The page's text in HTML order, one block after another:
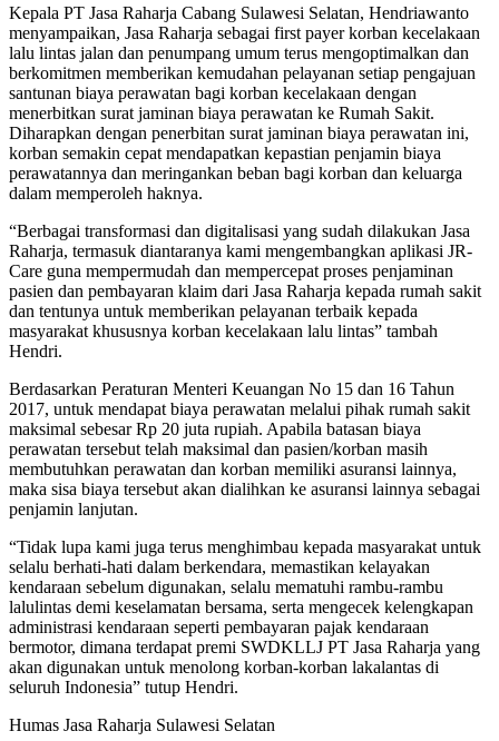
Kepala PT Jasa Raharja Cabang Sulawesi Selatan, Hendriawanto
menyampaikan, Jasa Raharja sebagai first payer korban kecelakaan
lalu lintas jalan dan penumpang umum terus mengoptimalkan dan
berkomitmen memberikan kemudahan pelayanan setiap pengajuan
santunan biaya perawatan bagi korban kecelakaan dengan
menerbitkan surat jaminan biaya perawatan ke Rumah Sakit.
Diharapkan dengan penerbitan surat jaminan biaya perawatan ini,
korban semakin cepat mendapatkan kepastian penjamin biaya
perawatannya dan meringankan beban bagi korban dan keluarga
dalam memperoleh haknya.
“Berbagai transformasi dan digitalisasi yang sudah dilakukan Jasa
Raharja, termasuk diantaranya kami mengembangkan aplikasi JR-
Care guna mempermudah dan mempercepat proses penjaminan
pasien dan pembayaran klaim dari Jasa Raharja kepada rumah sakit
dan tentunya untuk memberikan pelayanan terbaik kepada
masyarakat khususnya korban kecelakaan lalu lintas” tambah
Hendri.
Berdasarkan Peraturan Menteri Keuangan No 15 dan 16 Tahun
2017, untuk mendapat biaya perawatan melalui pihak rumah sakit
maksimal sebesar Rp 20 juta rupiah. Apabila batasan biaya
perawatan tersebut telah maksimal dan pasien/korban masih
membutuhkan perawatan dan korban memiliki asuransi lainnya,
maka sisa biaya tersebut akan dialihkan ke asuransi lainnya sebagai
penjamin lanjutan.
“Tidak lupa kami juga terus menghimbau kepada masyarakat untuk
selalu berhati-hati dalam berkendara, memastikan kelayakan
kendaraan sebelum digunakan, selalu mematuhi rambu-rambu
lalulintas demi keselamatan bersama, serta mengecek kelengkapan
administrasi kendaraan seperti pembayaran pajak kendaraan
bermotor, dimana terdapat premi SWDKLLJ PT Jasa Raharja yang
akan digunakan untuk menolong korban-korban lakalantas di
seluruh Indonesia” tutup Hendri.
Humas Jasa Raharja Sulawesi Selatan